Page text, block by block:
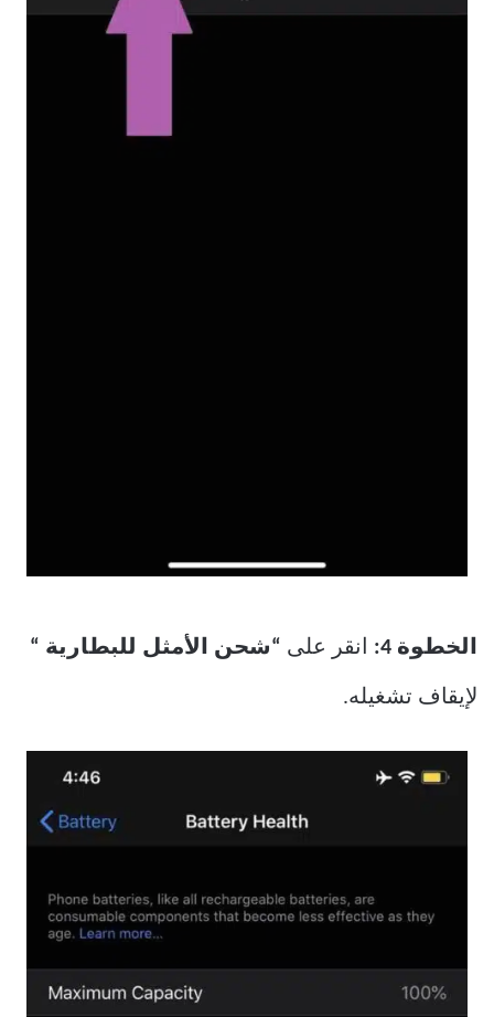
الخطوة 4: انقر على “شحن الأمثل للبطارية “
لإيقاف تشغيله.